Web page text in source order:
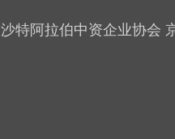
沙特阿拉伯中资企业协会